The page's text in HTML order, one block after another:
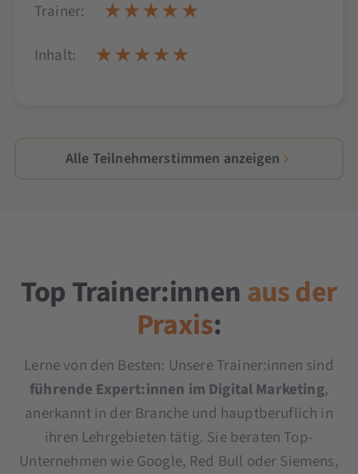
Trainer:
Inhalt:
Alle Teilnehmerstimmen anzeigen
Top Trainer:innenaus der
Praxis:
Lerne von den Besten: Unsere Trainer:innen sind
führende Expert:innen im Digital Marketing,
anerkannt in der Branche und hauptberuflich in
ihren Lehrgebieten tätig. Sie beraten Top-
Unternehmen wie Google, Red Bull oder Siemens,